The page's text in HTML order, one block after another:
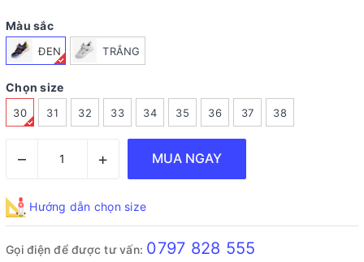
Màu sắc
ĐEN TRẮNG
Chọn size
30 31 32 33 34 35 36 37 38
– + MUA NGAY
Hướng dẫn chọn size
Gọi điện để được tư vấn: 0797 828 555